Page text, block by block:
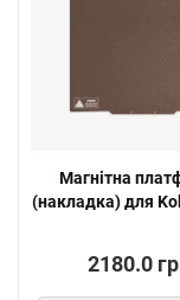
Магнітна
(накладка) для
2180.0